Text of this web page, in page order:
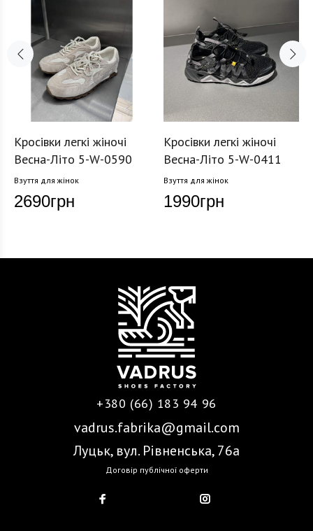
Кросівки легкі жіночі
Весна-Літо 5-W-0590
Взуття для жінок
2690грн
Кросівки легкі жіночі
Весна-Літо 5-W-0411
Взуття для жінок
1990грн
+380 (66) 183 94 96
vadrus.fabrika@gmail.com
Луцьк, вул. Рівненська, 76а
Договір публічної оферти